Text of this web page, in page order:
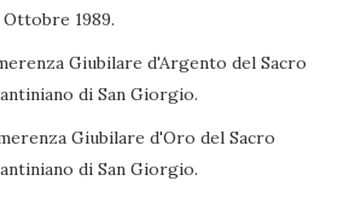
1989.
Giubilare d'Argento del Sacro
di San Giorgio.
Giubilare d'Oro del Sacro
di San Giorgio.